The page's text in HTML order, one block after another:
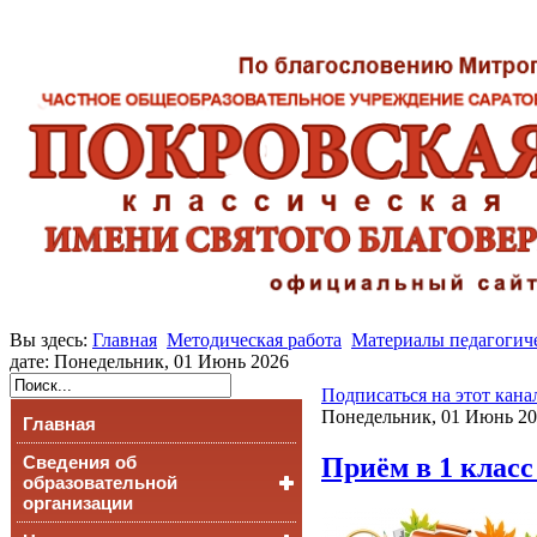
Вы здесь: Главная Методическая работа Материалы
дате: Понедельник, 01 Июнь 2026
Главная
Сведения об
образовательной
организации
Подписаться на этот
Понедельник, 01 Июнь
Приём в 1